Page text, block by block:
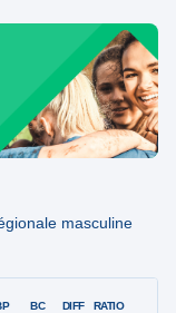
masculine
BC DIFF RATIO